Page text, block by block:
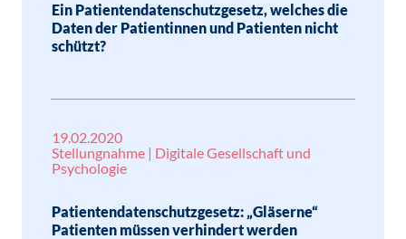
Ein Patientendatenschutzgesetz, welches die
Daten der Patientinnen und Patienten nicht
schützt?
19.02.2020
Stellungnahme | Digitale Gesellschaft und
Psychologie
Patientendatenschutzgesetz: „Gläserne“
Patienten müssen verhindert werden